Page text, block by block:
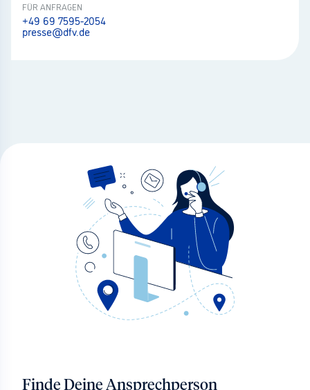
FÜR ANFRAGEN
+49 69 7595-2054
presse@dfv.de
Finde Deine Ansprechperson